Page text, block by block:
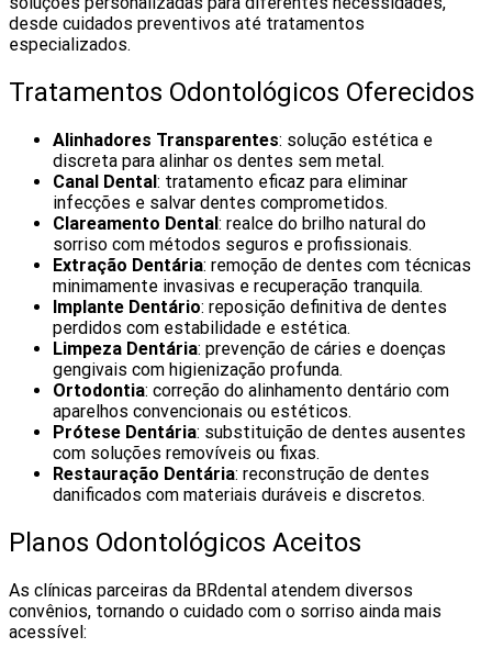
desde cuidados preventivos até tratamentos
especializados.
Tratamentos Odontológicos Oferecidos
Alinhadores Transparentes: solução estética e
discreta para alinhar os dentes sem metal.
Canal Dental : tratamento eficaz para eliminar
infecções e salvar dentes comprometidos.
Clareamento Dental : realce do brilho natural do
sorriso com métodos seguros e profissionais.
Extração Dentária: remoção de dentes com técnicas
minimamente invasivas e recuperação tranquila.
Implante Dentário: reposição definitiva de dentes
perdidos com estabilidade e estética.
Limpeza Dentária: prevenção de cáries e doenças
gengivais com higienização profunda.
Ortodontia: correção do alinhamento dentário com
aparelhos convencionais ou estéticos.
Prótese Dentária: substituição de dentes ausentes
com soluções removíveis ou fixas.
Restauração Dentária: reconstrução de dentes
danificados com materiais duráveis e discretos.
Planos Odontológicos Aceitos
As clínicas parceiras da BRdental atendem diversos
convênios, tornando o cuidado com o sorriso ainda mais
acessível: